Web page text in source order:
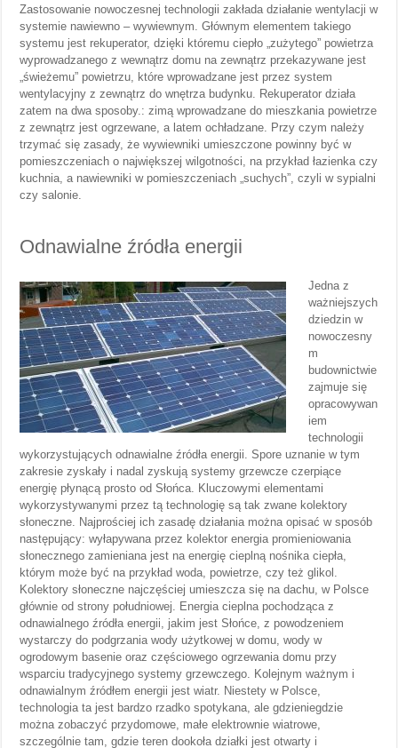
Zastosowanie nowoczesnej technologii zakłada działanie wentylacji w
systemie nawiewno – wywiewnym. Głównym elementem takiego
systemu jest rekuperator, dzięki któremu ciepło „zużytego” powietrza
wyprowadzanego z wewnątrz domu na zewnątrz przekazywane jest
„świeżemu” powietrzu, które wprowadzane jest przez system
wentylacyjny z zewnątrz do wnętrza budynku. Rekuperator działa
zatem na dwa sposoby.: zimą wprowadzane do mieszkania powietrze
z zewnątrz jest ogrzewane, a latem ochładzane. Przy czym należy
trzymać się zasady, że wywiewniki umieszczone powinny być w
pomieszczeniach o największej wilgotności, na przykład łazienka czy
kuchnia, a nawiewniki w pomieszczeniach „suchych”, czyli w sypialni
czy salonie.
Odnawialne źródła energii
Jedna z
ważniejszych
dziedzin w
nowoczesny
m
budownictwie
zajmuje się
opracowywan
iem
technologii
wykorzystujących odnawialne źródła energii. Spore uznanie w tym
zakresie zyskały i nadal zyskują systemy grzewcze czerpiące
energię płynącą prosto od Słońca. Kluczowymi elementami
wykorzystywanymi przez tą technologię są tak zwane kolektory
słoneczne. Najprościej ich zasadę działania można opisać w sposób
następujący: wyłapywana przez kolektor energia promieniowania
słonecznego zamieniana jest na energię cieplną nośnika ciepła,
którym może być na przykład woda, powietrze, czy też glikol.
Kolektory słoneczne najczęściej umieszcza się na dachu, w Polsce
głównie od strony południowej. Energia cieplna pochodząca z
odnawialnego źródła energii, jakim jest Słońce, z powodzeniem
wystarczy do podgrzania wody użytkowej w domu, wody w
ogrodowym basenie oraz częściowego ogrzewania domu przy
wsparciu tradycyjnego systemy grzewczego. Kolejnym ważnym i
odnawialnym źródłem energii jest wiatr. Niestety w Polsce,
technologia ta jest bardzo rzadko spotykana, ale gdzieniegdzie
można zobaczyć przydomowe, małe elektrownie wiatrowe,
szczególnie tam, gdzie teren dookoła działki jest otwarty i